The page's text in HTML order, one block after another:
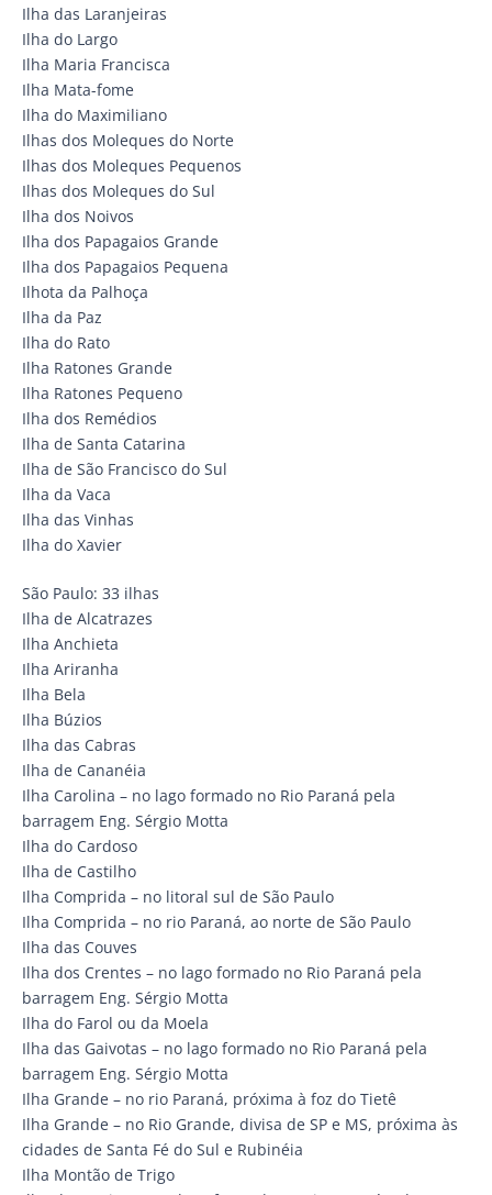
Ilha das Laranjeiras
Ilha do Largo
Ilha Maria Francisca
Ilha Mata-fome
Ilha do Maximiliano
Ilhas dos Moleques do Norte
Ilhas dos Moleques Pequenos
Ilhas dos Moleques do Sul
Ilha dos Noivos
Ilha dos Papagaios Grande
Ilha dos Papagaios Pequena
Ilhota da Palhoça
Ilha da Paz
Ilha do Rato
Ilha Ratones Grande
Ilha Ratones Pequeno
Ilha dos Remédios
Ilha de Santa Catarina
Ilha de São Francisco do Sul
Ilha da Vaca
Ilha das Vinhas
Ilha do Xavier
São Paulo: 33 ilhas
Ilha de Alcatrazes
Ilha Anchieta
Ilha Ariranha
Ilha Bela
Ilha Búzios
Ilha das Cabras
Ilha de Cananéia
Ilha Carolina – no lago formado no Rio Paraná pela
barragem Eng. Sérgio Motta
Ilha do Cardoso
Ilha de Castilho
Ilha Comprida – no litoral sul de São Paulo
Ilha Comprida – no rio Paraná, ao norte de São Paulo
Ilha das Couves
Ilha dos Crentes – no lago formado no Rio Paraná pela
barragem Eng. Sérgio Motta
Ilha do Farol ou da Moela
Ilha das Gaivotas – no lago formado no Rio Paraná pela
barragem Eng. Sérgio Motta
Ilha Grande – no rio Paraná, próxima à foz do Tietê
Ilha Grande – no Rio Grande, divisa de SP e MS, próxima às
cidades de Santa Fé do Sul e Rubinéia
Ilha Montão de Trigo